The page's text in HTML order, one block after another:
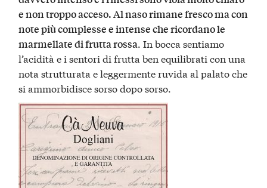
e non troppo acceso. Al naso rimane fresco ma con
note più complesse e intense che ricordano le
marmellate di frutta rossa. In bocca sentiamo
l’acidità e i sentori di frutta ben equilibrati con una
nota strutturata e leggermente ruvida al palato che
si ammorbidisce sorso dopo sorso.